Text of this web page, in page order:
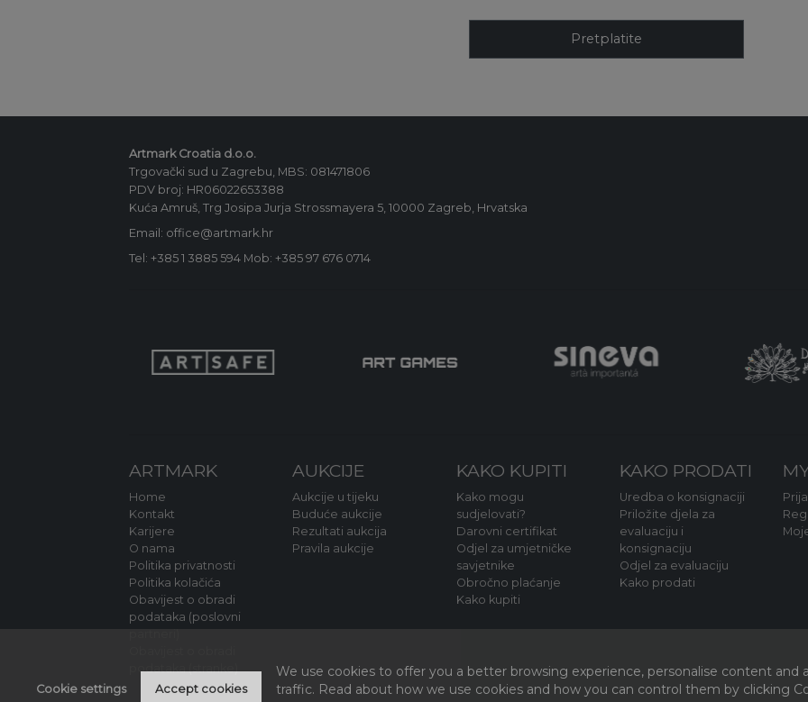
Pretplatite
Artmark Croatia d.o.o.
Trgovački sud u Zagrebu, MBS: 081471806
PDV broj: HR06022653388
Kuća Amruš, Trg Josipa Jurja Strossmayera 5, 10000 Zagreb, Hrvatska
Email: office@artmark.hr
Tel: +385 1 3885 594 Mob: +385 97 676 0714
ARTMARK
Home
Kontakt
Karijere
O nama
Politika privatnosti
Politika kolačića
Obavijest o obradi
podataka (poslovni
podataka (stranke)
AUKCIJE
Aukcije u tijeku
Buduće aukcije
Rezultati aukcija
Pravila aukcije
KAKO KUPITI
Kako mogu
sudjelovati?
Darovni certifikat
Odjel za umjetničke
savjetnike
Obročno plaćanje
Kako kupiti
KAKO PRODATI
Uredba o konsignaciji
Priložite djela za
evaluaciju i
konsignaciju
Odjel za evaluaciju
Kako prodati
We use cookies to offer you a better browsing experience, personalise content and
traffic. Read about how we use cookies and how you can control them by clicking
Cookie settings Accept cookies